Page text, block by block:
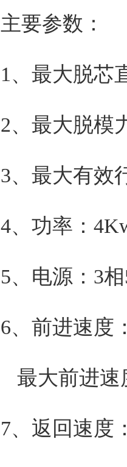
主要参数：
1、最大脱芯
2、最大脱模
3、最大有效
4、功率：
5、电源：3
6、前进速度
最大前进速
7、返回速度